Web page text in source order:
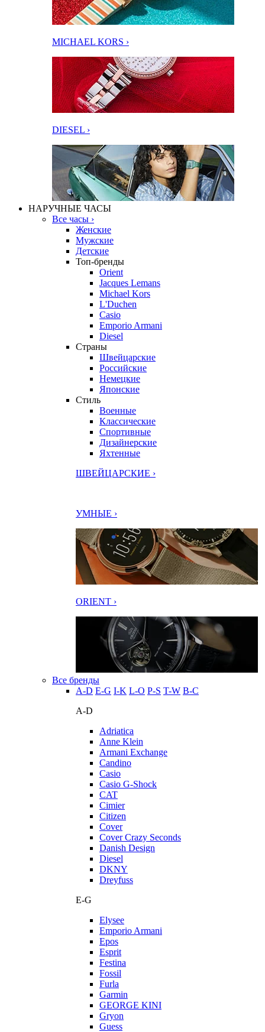
MICHAEL KORS ›
DIESEL ›
НАРУЧНЫЕ ЧАСЫ
Все часы ›
Женские
Мужские
Детские
Топ-бренды
Orient
Jacques Lemans
Michael Kors
L'Duchen
Casio
Emporio Armani
Diesel
Страны
Швейцарские
Российские
Немецкие
Японские
Стиль
Военные
Классические
Спортивные
Дизайнерские
Яхтенные
ШВЕЙЦАРСКИЕ ›
УМНЫЕ ›
ORIENT ›
Все бренды
A-D E-G I-K L-O P-S T-W В-С
A-D
Adriatica
Anne Klein
Armani Exchange
Candino
Casio
Casio G-Shock
CAT
Cimier
Citizen
Cover
Cover Crazy Seconds
Danish Design
Diesel
DKNY
Dreyfuss
E-G
Elysee
Emporio Armani
Epos
Esprit
Festina
Fossil
Furla
Garmin
GEORGE KINI
Gryon
Guess